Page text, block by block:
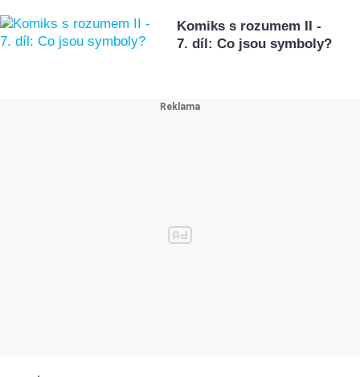
Komiks s rozumem II -
7. díl: Co jsou symboly?